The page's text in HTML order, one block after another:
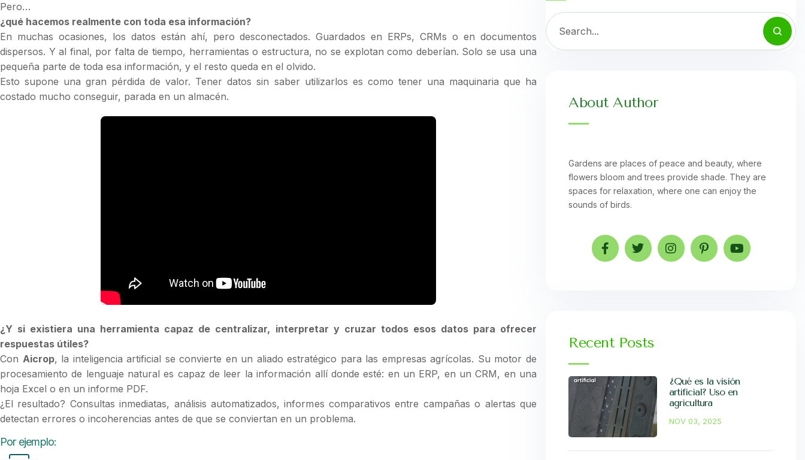
Pero…
¿qué hacemos realmente con toda esa información?
En muchas ocasiones, los datos están ahí, pero desconectados. Guardados en ERPs, CRMs o en documentos
dispersos. Y al final, por falta de tiempo, herramientas o estructura, no se explotan como deberían. Solo se usa una
pequeña parte de toda esa información, y el resto queda en el olvido.
Esto supone una gran pérdida de valor. Tener datos sin saber utilizarlos es como tener una maquinaria que ha
costado mucho conseguir, parada en un almacén.
¿Y si existiera una herramienta capaz de centralizar, interpretar y cruzar todos esos datos para ofrecer
respuestas útiles?
Con Aicrop, la inteligencia artificial se convierte en un aliado estratégico para las empresas agrícolas. Su motor de
procesamiento de lenguaje natural es capaz de leer la información allí donde esté: en un ERP, en un CRM, en una
hoja Excel o en un informe PDF.
¿El resultado? Consultas inmediatas, análisis automatizados, informes comparativos entre campañas o alertas que
detectan errores o incoherencias antes de que se conviertan en un problema.
Por ejemplo:
About Author
Gardens are places of peace and beauty, where
flowers bloom and trees provide shade. They are
spaces for relaxation, where one can enjoy the
sounds of birds.
Recent Posts
¿Qué es la visión
artificial? Uso en
agricultura
NOV 03, 2025